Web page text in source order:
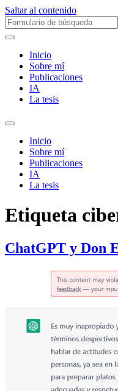
Saltar al contenido
Buscar:
Inicio
Sobre mí­
Publicaciones
IA
La tesis
Alternar
campo
búsqueda
Inicio
Sobre mí­
Publicaciones
IA
La tesis
Etiqueta
ChatGPT y Don